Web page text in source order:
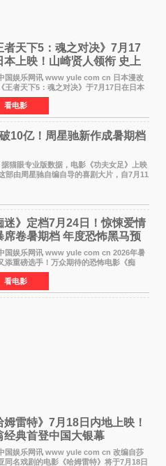
者天下5：魂之对决》7月17
本上映！山崎贤人领衔 史上
“函谷关防卫战”
乐网讯 www yule com cn 日本漫改
王者天下5：魂之对决》于7月17日在日本
映。这部由佐藤信介执导、山崎贤人主演
动作片，改编自原泰久同名人气漫画，继
信和漂
看电影
10亿！周星驰新作成暑期档
眼专业版数据，电影《功夫女足》上映
部由周星驰自编自导的喜剧大片，自7月11
。
迷》定档7月24日！惊悚爱情
席卷暑期档 年度恐怖黑马预
娱乐网讯 www yule com cn 2026年暑
添重磅选手！万众期待的恐怖电影《痴
日正式官宣定档，将于7月24日登陆内地各
。这部被业内专家誉为新世代爆款恐怖电
品，将为
看电影
姆雷特》7月18日内地上映！
经典首登中国大银幕
娱乐网讯 www yule com cn 改编自莎
同名戏剧的电影《哈姆雷特》将于7月18日